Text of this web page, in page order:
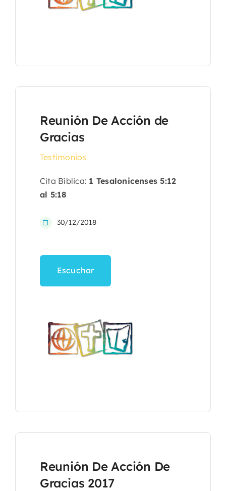
Reunión De Acción de
Gracias
Testimonios
Cita Bíblica: 1 Tesalonicenses 5:12
al 5:18
30/12/2018
Escuchar
Reunión De Acción De
Gracias 2017